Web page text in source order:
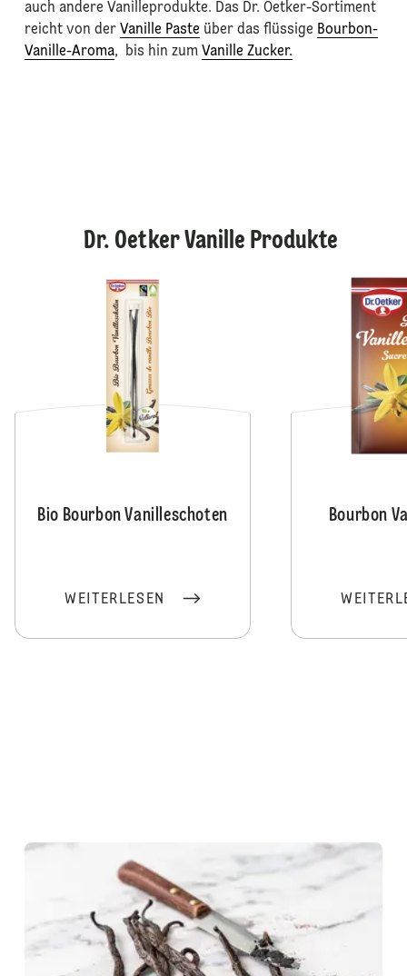
auch andere Vanilleprodukte. Das Dr. Oetker-Sortiment
reicht von der Vanille Paste über das flüssige Bourbon-
Vanille-Aroma, bis hin zum Vanille Zucker.
Dr. Oetker Vanille Produkte
Bio Bourbon Vanilleschoten
WEITERLESEN
Bourbon